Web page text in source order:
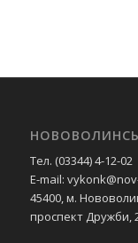
Тел. (03344) 4-12-02
E-mail:
45400, м.
проспект Дружби,